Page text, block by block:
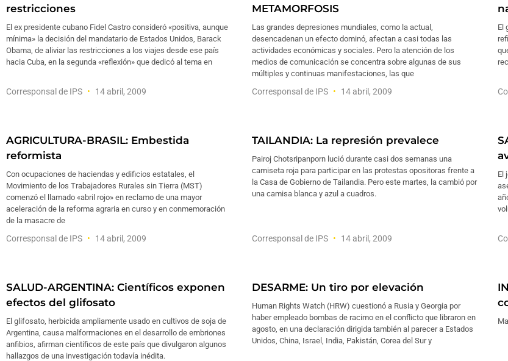
restricciones
El ex presidente cubano Fidel Castro consideró «positiva, aunque
mínima» la decisión del mandatario de Estados Unidos, Barack
Obama, de aliviar las restricciones a los viajes desde ese país
hacia Cuba, en la segunda «reflexión» que dedicó al tema en
Corresponsal de IPS 14 abril, 2009
METAMORFOSIS
Las grandes depresiones mundiales, como la actual,
desencadenan un efecto dominó, afectan a casi todas las
actividades económicas y sociales. Pero la atención de los
medios de comunicación se concentra sobre algunas de sus
múltiples y continuas manifestaciones, las que
Corresponsal de IPS 14 abril, 2009
El
AGRICULTURA-BRASIL: Embestida
reformista
Con ocupaciones de haciendas y edificios estatales, el
Movimiento de los Trabajadores Rurales sin Tierra (MST)
comenzó el llamado «abril rojo» en reclamo de una mayor
aceleración de la reforma agraria en curso y en conmemoración
de la masacre de
Corresponsal de IPS 14 abril, 2009
TAILANDIA: La represión prevalece
Pairoj Chotsripanporn lució durante casi dos semanas una
camiseta roja para participar en las protestas opositoras frente a
la Casa de Gobierno de Tailandia. Pero este martes, la cambió por
una camisa blanca y azul a cuadros.
Corresponsal de IPS 14 abril, 2009
El
SALUD-ARGENTINA: Científicos exponen
efectos del glifosato
El glifosato, herbicida ampliamente usado en cultivos de soja de
Argentina, causa malformaciones en el desarrollo de embriones
anfibios, afirman científicos de este país que divulgaron algunos
hallazgos de una investigación todavía inédita.
DESARME: Un tiro por elevación
Human Rights Watch (HRW) cuestionó a Rusia y Georgia por
haber empleado bombas de racimo en el conflicto que libraron en
agosto, en una declaración dirigida también al parecer a Estados
Unidos, China, Israel, India, Pakistán, Corea del Sur y